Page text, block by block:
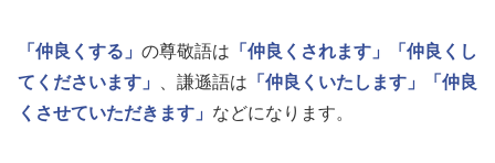
「仲良くする」 の尊敬語は 「仲良くされます」
「仲良くし
てくださいます」
、謙遜語は 「仲良くいたします」
「仲良
くさせていただきます」 などになります。